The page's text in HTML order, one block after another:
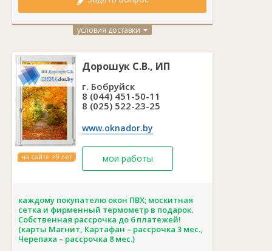
условия доставки
на сайте >9 лет
Дорошук С.В., ИП
г. Бобруйск
8 (044) 451-50-11
8 (025) 522-23-25
www.oknador.by
мои работы
каждому покупателю окон ПВХ; москитная
сетка и фирменный термометр в подарок.
Собственная рассрочка до 6 платежей!
(карты Магнит, Картафан – рассрочка 3 мес.,
Черепаха – рассрочка 8 мес.)